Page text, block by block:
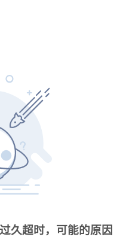
久超时，可能的原因